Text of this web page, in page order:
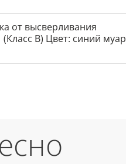
от высверливания
В) Цвет: синий муар